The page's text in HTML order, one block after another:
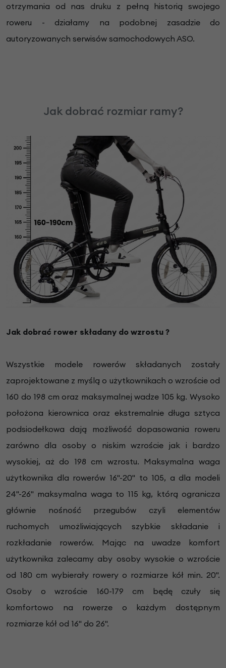
otrzymania od nas druku z pełną historią swojego
roweru - działamy na podobnej zasadzie do
autoryzowanych serwisów samochodowych ASO.
Jak dobrać rozmiar ramy?
Jak dobrać rower składany do wzrostu ?
Wszystkie modele rowerów składanych zostały
zaprojektowane z myślą o użytkownikach o wzroście od
160 do 198 cm oraz maksymalnej wadze 105 kg. Wysoko
położona kierownica oraz ekstremalnie długa sztyca
podsiodełkowa dają możliwość dopasowania roweru
zarówno dla osoby o niskim wzroście jak i bardzo
wysokiej, aż do 198 cm wzrostu. Maksymalna waga
użytkownika dla rowerów 16"-20" to 105, a dla modeli
24"-26" maksymalna waga to 115 kg, którą ogranicza
głównie nośność przegubów czyli elementów
ruchomych umożliwiających szybkie składanie i
rozkładanie rowerów. Mając na uwadze komfort
użytkownika zalecamy aby osoby wysokie o wzroście
od 180 cm wybierały rowery o rozmiarze kół min. 20".
Osoby o wzroście 160-179 cm będę czuły się
komfortowo na rowerze o każdym dostępnym
rozmiarze kół od 16" do 26".